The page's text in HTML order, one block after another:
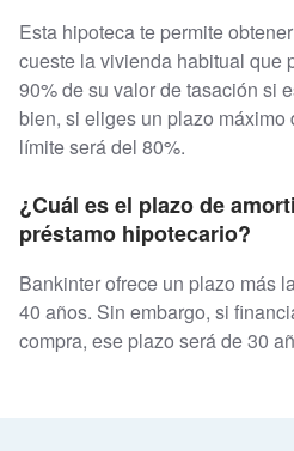
Esta hipoteca te permite
cueste la vivienda habitual que
90% de su valor de tasación si
bien, si eliges un plazo máximo
límite será del 80%.
¿Cuál es el plazo de
préstamo hipotecario?
Bankinter ofrece un plazo más
40 años. Sin embargo, si
compra, ese plazo será de 30